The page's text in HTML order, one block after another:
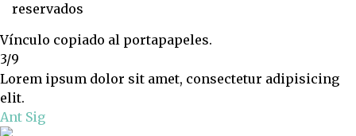
reservados
Vínculo copiado al portapapeles.
3/9
Lorem ipsum dolor sit amet, consectetur adipisicing
elit.
Ant Sig